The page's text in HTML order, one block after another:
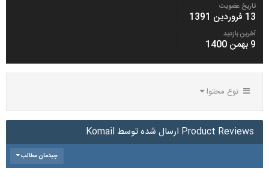
تاریخ عضویت
13 فروردین 1391
آخرین بازدید
9 بهمن 1400
نوع محتوا
Product Reviews ارسال شده توسط Komail
چیدمان مطالب